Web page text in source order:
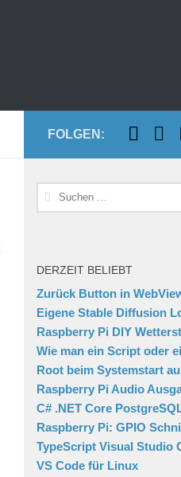
FOLGEN:
Suchen
nach:
DERZEIT BELIEBT
Zurück Button in
Eigene Stable Diffusion
Raspberry Pi DIY
Wie man ein Script oder
Root beim Systemstart
Raspberry Pi Audio
C# .NET Core
Raspberry Pi: GPIO
TypeScript Visual Studio
VS Code für Linux